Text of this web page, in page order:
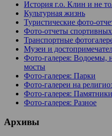
История г.о. Клин и не
Культурная жизнь
Туристические фото-
Фото-отчеты
Транспортные
Музеи и
Фото-галерея: Водоемы,
мосты
Фото-галерея: Парки
Фото-галереи на
Фото-галерея: Памятники
Фото-галерея: Разное
Архивы